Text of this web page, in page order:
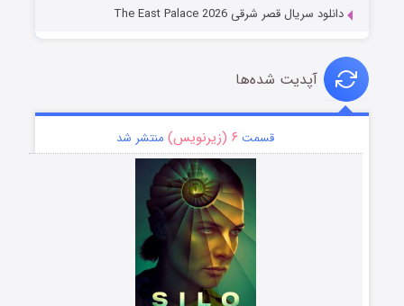
دانلود سریال قصر شرقی The East Palace 2026
آپدیت شده‌ها
قسمت ۶ (زیرنویس) منتشر شد